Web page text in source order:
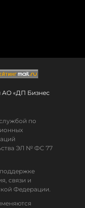
АО «ДП Бизнес
по
ЭЛ № ФС 77
связи и
Федерации.